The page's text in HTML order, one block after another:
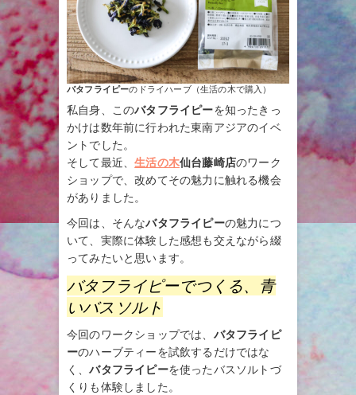
バタフライピーのドライハーブ（生活の木で購入）
私自身、このバタフライピーを知ったきっ
かけは数年前に行われた東南アジアのイベ
ントでした。
そして最近、生活の木仙台藤崎店のワーク
ショップで、改めてその魅力に触れる機会
がありました。
今回は、そんなバタフライピーの魅力につ
いて、実際に体験した感想も交えながら綴
ってみたいと思います。
バタフライピーでつくる、青
いバスソルト
今回のワークショップでは、 バタフライピ
ーのハーブティーを試飲するだけではな
く、バタフライピーを使ったバスソルトづ
くりも体験しました。